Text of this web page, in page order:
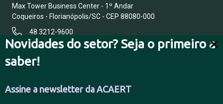
Novidades do setor? Seja o primeiro a
saber!
Assine a newsletter da ACAERT
Max Tower Business Center - 1º Andar
Coqueiros - Florianópolis/SC - CEP 88080-000
48 3212-9600
FALE CONOSCO